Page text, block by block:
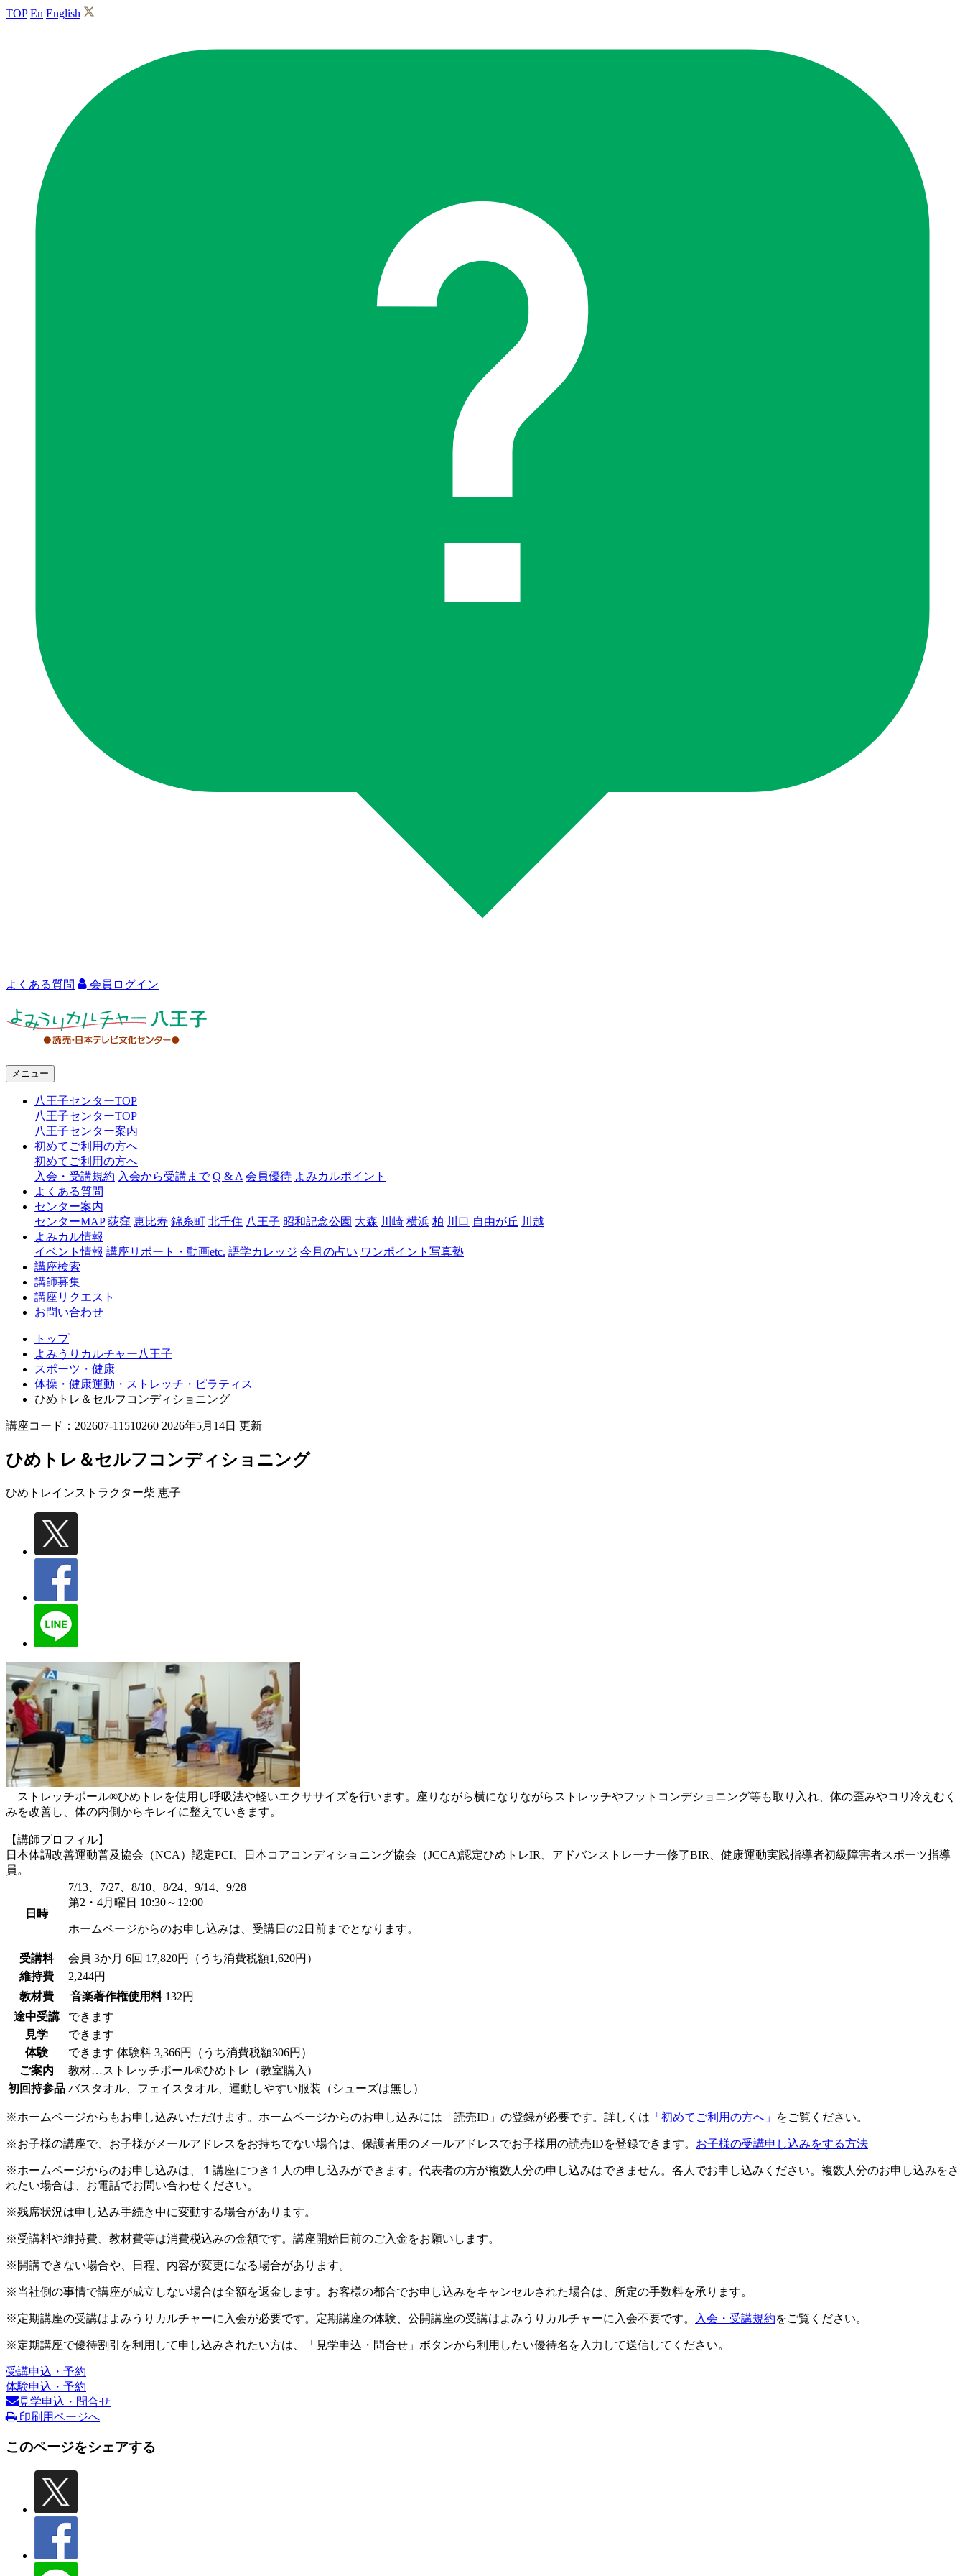
TOP En English
よくある質問 会員ログイン
ャ
八
王
メニュー
八王子センターTOP
八王子センターTOP
八王子センター案内
初めてご利用の方へ
初めてご利用の方へ
入会・受講規約 入会から受講まで Q & A 会員優待 よみカルポイント
よくある質問
センター案内
センターMAP 荻窪 恵比寿 錦糸町 北千住 八王子 昭和記念公園 大森 川崎 横浜 柏 川口 自由が丘 川越
よみカル情報
イベント情報 講座リポート・動画etc. 語学カレッジ 今月の占い ワンポイント写真塾
講座検索
講師募集
講座リクエスト
お問い合わせ
トップ
よみうりカルチャー八王子
スポーツ・健康
体操・健康運動・ストレッチ・ピラティス
ひめトレ＆セルフコンディショニング
講座コード：202607-11510260 2026年5月14日 更新
ひめトレ＆セルフコンディショニング
ひめトレインストラクター柴 恵子
ストレッチポール®ひめトレを使用し呼吸法や軽いエクササイズを行います。座りながら横になりながらストレッチやフットコンデショニング等も取り入れ、体の歪みやコリ冷えむく
みを改善し、体の内側からキレイに整えていきます。
【講師プロフィル】
日本体調改善運動普及協会（NCA）認定PCI、日本コアコンディショニング協会（JCCA)認定ひめトレIR、アドバンストレーナー修了BIR、健康運動実践指導者初級障害者スポーツ指導
員。
日時
7/13、7/27、8/10、8/24、9/14、9/28
第2・4月曜日 10:30～12:00
ホームページからのお申し込みは、受講日の2日前までとなります。
受講料 会員 3か月 6回 17,820円（うち消費税額1,620円）
維持費
2,244円
教材費
音楽著作権使用料 132円
途中受講
できます
見学
できます
体験
できます 体験料 3,366円（うち消費税額306円）
ご案内
教材…ストレッチポール®ひめトレ（教室購入）
初回持参品 バスタオル、フェイスタオル、運動しやすい服装（シューズは無し）
※ホームページからもお申し込みいただけます。ホームページからのお申し込みには「読売ID」の登録が必要です。詳しくは 「初めてご利用の方へ」 をご覧ください。
※お子様の講座で、お子様がメールアドレスをお持ちでない場合は、保護者用のメールアドレスでお子様用の読売IDを登録できます。 お子様の受講申し込みをする方法
※ホームページからのお申し込みは、１講座につき１人の申し込みができます。代表者の方が複数人分の申し込みはできません。各人でお申し込みください。複数人分のお申し込みをさ
れたい場合は、お電話でお問い合わせください。
※残席状況は申し込み手続き中に変動する場合があります。
※受講料や維持費、教材費等は消費税込みの金額です。講座開始日前のご入金をお願いします。
※開講できない場合や、日程、内容が変更になる場合があります。
※当社側の事情で講座が成立しない場合は全額を返金します。お客様の都合でお申し込みをキャンセルされた場合は、所定の手数料を承ります。
※定期講座の受講はよみうりカルチャーに入会が必要です。定期講座の体験、公開講座の受講はよみうりカルチャーに入会不要です。 入会・受講規約をご覧ください。
※定期講座で優待割引を利用して申し込みされたい方は、「見学申込・問合せ」ボタンから利用したい優待名を入力して送信してください。
受講申込・予約
体験申込・予約
見学申込・問合せ
印刷用ページへ
このページをシェアする